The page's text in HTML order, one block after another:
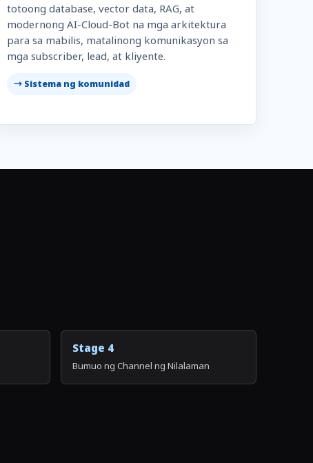
totoong database, vector data, RAG, at
modernong AI-Cloud-Bot na mga arkitektura
para sa mabilis, matalinong komunikasyon sa
mga subscriber, lead, at kliyente.
→ Sistema ng komunidad
Stage 4
Bumuo ng Channel ng Nilalaman